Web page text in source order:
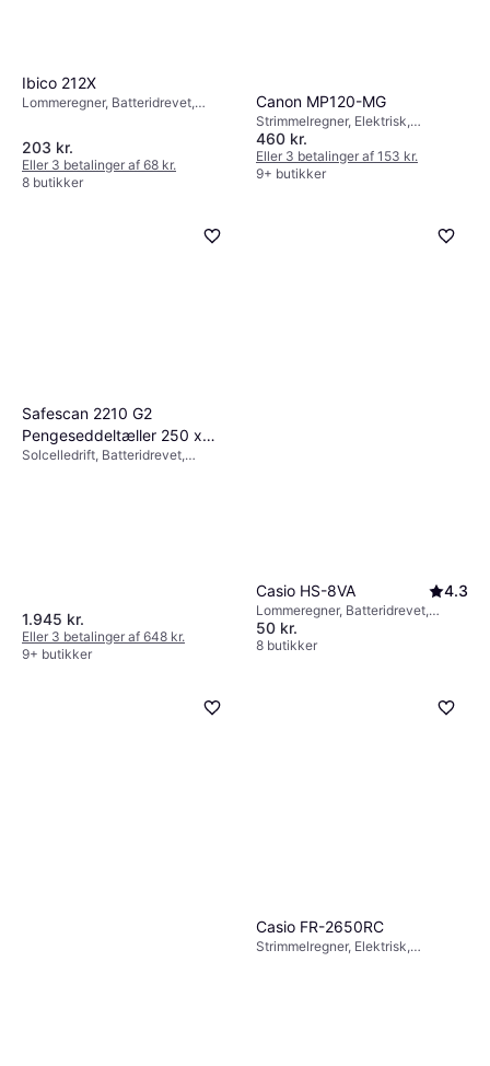
Ibico 212X
Lommeregner, Batteridrevet,
203 kr.
Eller 3 betalinger af 68 kr.
8 butikker
Canon MP120-MG
Strimmelregner, Elektrisk,
Batteridrevet, Valutaomregner, Ur,
Kalender, Display: Monokrom, :
460 kr.
Eller 3 betalinger af 153 kr.
9+ butikker
Safescan 2210 G2
Pengeseddeltæller 250 x
295 x 184 mm
Solcelledrift, Batteridrevet,
1.945 kr.
Eller 3 betalinger af 648 kr.
9+ butikker
Casio HS-8VA 4.3
Lommeregner, Batteridrevet,
Solcelledrift, Display: Monokrom, :
50 kr.
8 butikker
Casio FR-2650RC
Strimmelregner, Elektrisk,